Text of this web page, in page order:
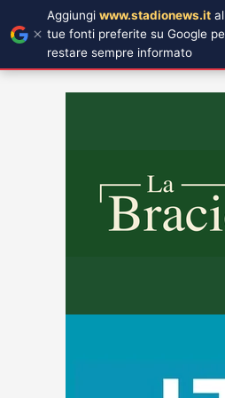
Aggiungi www.stadionews.it
tue fonti preferite su Google
restare sempre informato